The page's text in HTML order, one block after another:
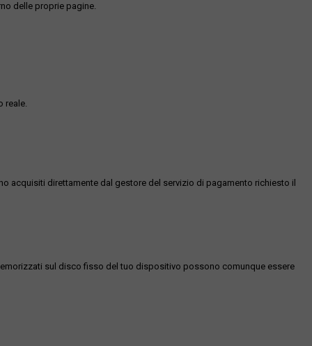
delle proprie pagine.
reale.
acquisiti direttamente dal gestore del servizio di pagamento richiesto il
sul disco fisso del tuo dispositivo possono comunque essere